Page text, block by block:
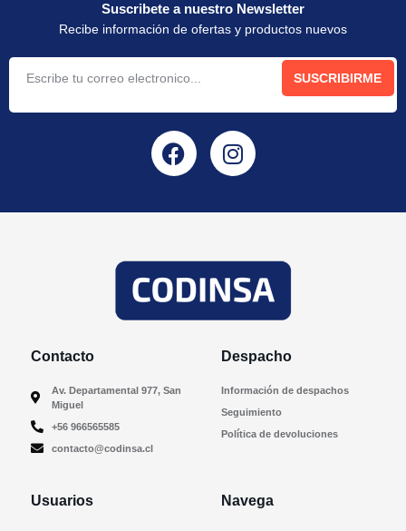
Suscribete a nuestro Newsletter
Recibe información de ofertas y productos nuevos
SUSCRIBIRME
Contacto
Av. Departamental 977, San
Miguel
+56 966565585
contacto@codinsa.cl
Despacho
Información de despachos
Seguimiento
Política de devoluciones
Usuarios Navega